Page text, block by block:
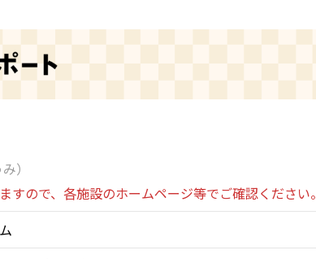
）
ので、各施設のホームページ等でご確認ください。